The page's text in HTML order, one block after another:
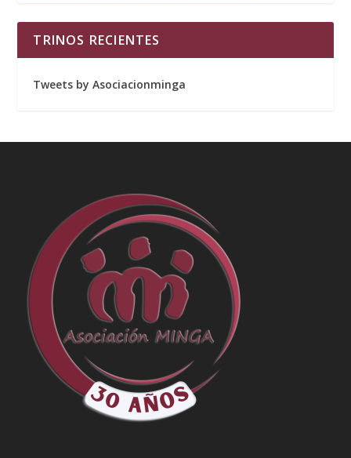
TRINOS RECIENTES
Tweets by Asociacionminga